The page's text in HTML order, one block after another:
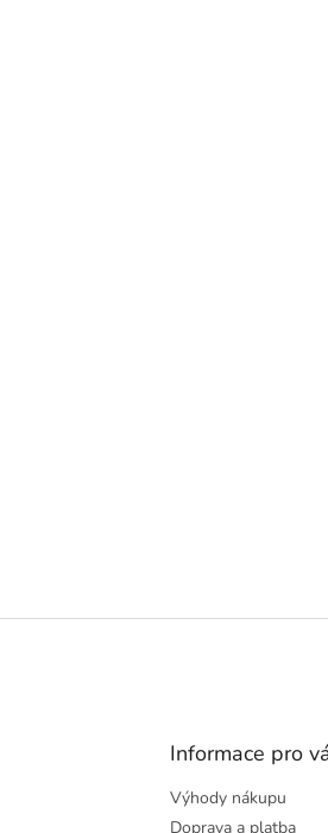
Informace pro
Výhody nákupu
Doprava a platba